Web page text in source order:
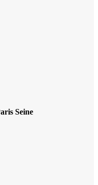
Seine